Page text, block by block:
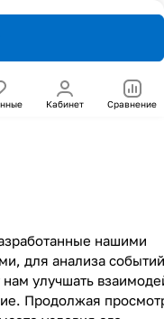
Кабинет Сравнение
нашими
для анализа
улучшать
Продолжая